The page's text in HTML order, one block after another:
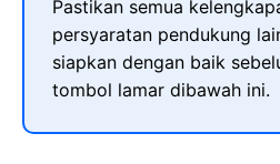
Pastikan semua
persyaratan pendukung
siapkan dengan baik
tombol lamar dibawah ini.